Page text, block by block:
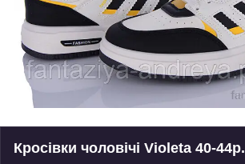
Кросівки чоловічі Violeta 40-44р.